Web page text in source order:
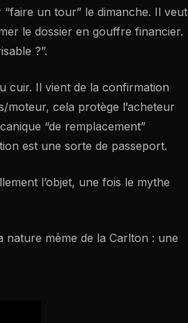
un tour” le dimanche. Il veut
le dossier en gouffre financier.
?”.
cuir. Il vient de la confirmation
moteur, cela protège l’acheteur
“de remplacement”
est une sorte de passeport.
l’objet, une fois le mythe
même de la Carlton : une